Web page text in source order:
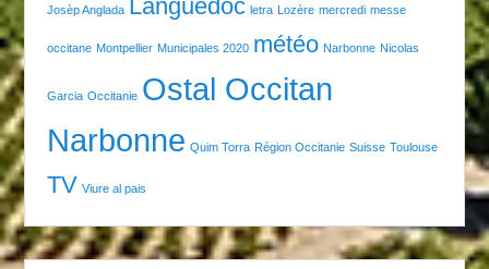
Josèp Anglada Languedoc letra Lozère mercredi messe
occitane Montpellier Municipales 2020 météo Narbonne Nicolas
Garcia Occitanie Ostal Occitan
Narbonne Quim Torra Région Occitanie Suisse Toulouse
TV Viure al pais